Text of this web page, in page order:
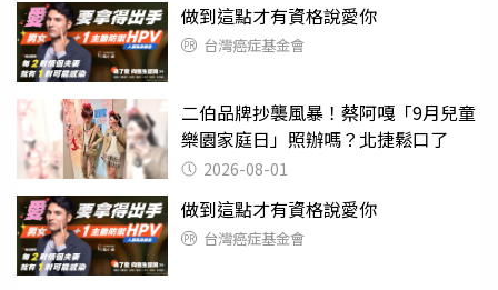
做到這點才有資格說愛你
台灣癌症基金會
二伯品牌抄襲風暴！蔡阿嘎「9月兒童
樂園家庭日」照辦嗎？北捷鬆口了
2026-08-01
做到這點才有資格說愛你
台灣癌症基金會